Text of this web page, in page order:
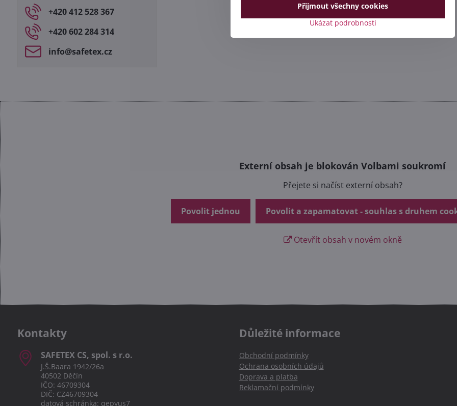
+420 412 528 367
+420 602 284 314
info​@safetex​.cz
Externí obsah je blokován Volbami soukromí
Přejete si načíst externí obsah?
Povolit jednou Povolit a zapamatovat - souhlas s druhem
Otevřít obsah v novém okně
Kontakty
SAFETEX CS, spol​. s r​.o​.
J.Š.Baara 1942/26a
40502 Děčín
IČO: 46709304
DIČ: CZ46709304
datová schránka: qepyus7
Důležité informace
Obchodní podmínky
Ochrana osobních údajů
Doprava a platba
Reklamační podmínky
Ukázat podrobnosti
Přijmout všechny cookies